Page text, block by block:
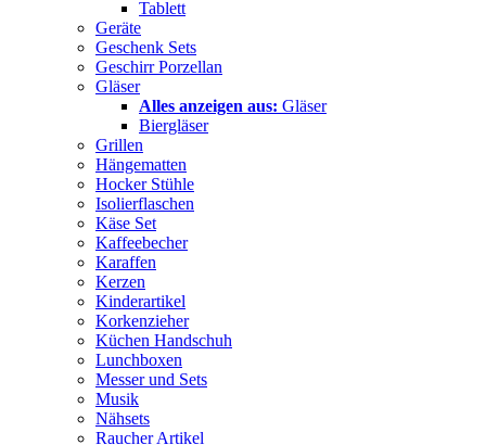
Tablett
Geräte
Geschenk Sets
Geschirr Porzellan
Gläser
Alles anzeigen aus: Gläser
Biergläser
Grillen
Hängematten
Hocker Stühle
Isolierflaschen
Käse Set
Kaffeebecher
Karaffen
Kerzen
Kinderartikel
Korkenzieher
Küchen Handschuh
Lunchboxen
Messer und Sets
Musik
Nähsets
Raucher Artikel